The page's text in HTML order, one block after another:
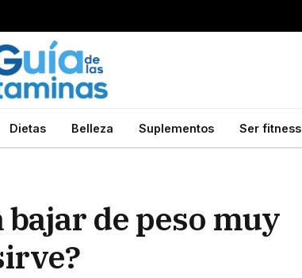
Dietas Belleza Suplementos Ser fitness
de peso muy